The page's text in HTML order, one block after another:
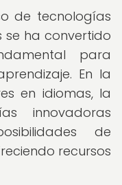
de tecnologías
se ha convertido
para
En la
en idiomas, la
innovadoras
de
recursos